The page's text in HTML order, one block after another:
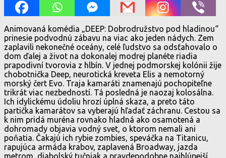
Animovaná komédia „DEEP: Dobrodružstvo pod hladinou“
prinesie podvodnú zábavu na viac ako jeden nádych. Zem
zaplavili nekonečné oceány, celé ľudstvo sa odsťahovalo o
dom ďalej a život na dokonalej modrej planéte riadia
prapodivní tvorovia z hlbín. V jednej podmorskej kolónii žije
chobotnička Deep, neurotická kreveta Elis a nemotorný
morský čert Evo. Traja kamaráti znamenajú pochopiteľne
trikrát viac nezbedností. Tá posledná je naozaj kolosálna.
Ich idylickému údoliu hrozí úplná skaza, a preto táto
partička kamarátov sa vyberajú hľadať záchranu. Cestou sa
k nim pridá muréna rovnako hladná ako osamotená a
dohromady objavia vodný svet, o ktorom nemali ani
poňatia. Čakajú ich rybie zombies, speváčka na Titanicu,
rapujúca armáda krabov, zaplavená Broadway, jazda
metrom, diabolský tučniak a pravdepodobne najhlúpejší